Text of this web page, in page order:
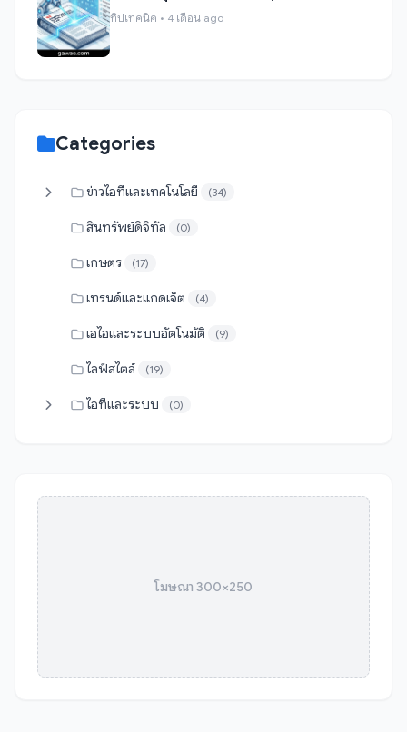
ทิปเทคนิค • 4 เดือน ago
Categories
ข่าวไอทีและเทคโนโลยี (34)
สินทรัพย์ดิจิทัล (0)
เกษตร (17)
เทรนด์และแกดเจ็ต (4)
เอไอและระบบอัตโนมัติ (9)
ไลฟ์สไตล์ (19)
ไอทีและระบบ (0)
โฆษณา 300×250